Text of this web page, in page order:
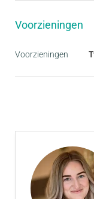
Voorzieningen
Voorzieningen